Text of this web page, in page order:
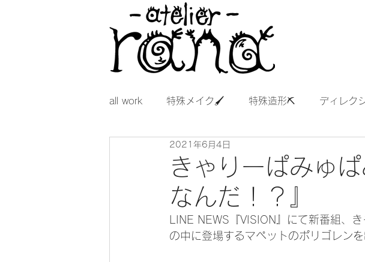
all work 特殊メイク🖌 特殊造形⛏ ディレク
きゃりーぱみゅ
なんだ！？』
2021年6月4日
LINE NEWS『VISION』にて新番組、
の中に登場するマペットのポリゴレンを